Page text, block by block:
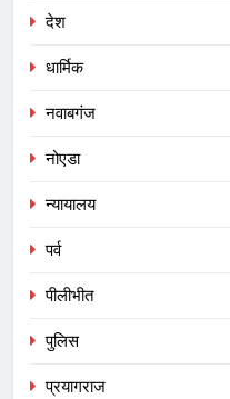
देश
धार्मिक
नवाबगंज
नोएडा
न्यायालय
पर्व
पीलीभीत
पुलिस
प्रयागराज